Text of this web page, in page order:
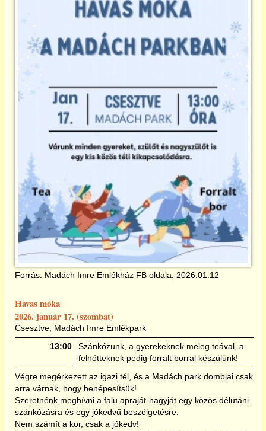
Önkormányzat
CseHaKE
és a többi civil
Turista info
Forrás: Madách Imre Emlékház FB oldala, 2026.01.12
Havas móka
2026. január 17. (szombat)
Csesztve, Madách Imre Emlékpark
13:00
Szánkózunk, a gyerekeknek meleg teával, a
felnőtteknek pedig forralt borral készülünk!
Végre megérkezett az igazi tél, és a Madách park dombjai csak
arra várnak, hogy benépesítsük!
Szeretnénk meghívni a falu apraját-nagyját egy közös délutáni
szánkózásra és egy jókedvű beszélgetésre.
Nem számít a kor, csak a jókedv!